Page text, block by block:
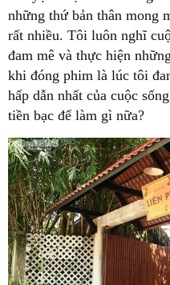
những thứ bản thân mong
rất nhiều. Tôi luôn nghĩ
đam mê và thực hiện
khi đóng phim là lúc tôi
hấp dẫn nhất của cuộc
tiền bạc để làm gì nữa?